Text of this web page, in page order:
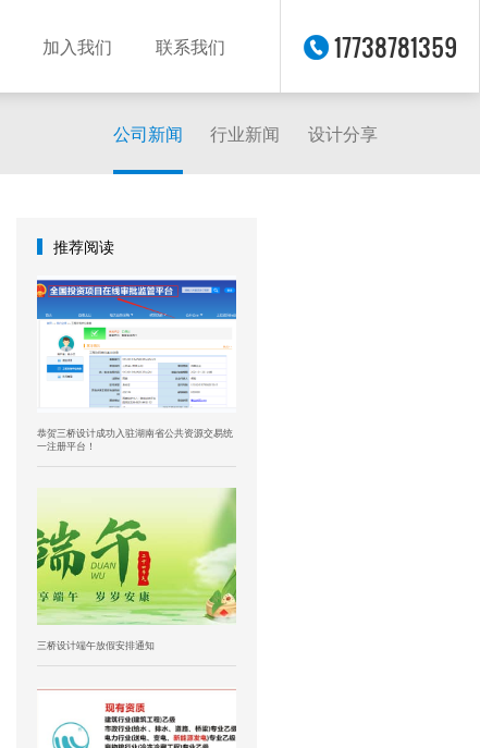
加入我们 联系我们 17738781359
公司新闻 行业新闻 设计分享
推荐阅读
恭贺三桥设计成功入驻湖南省公共资源交易统
一注册平台！
三桥设计端午放假安排通知